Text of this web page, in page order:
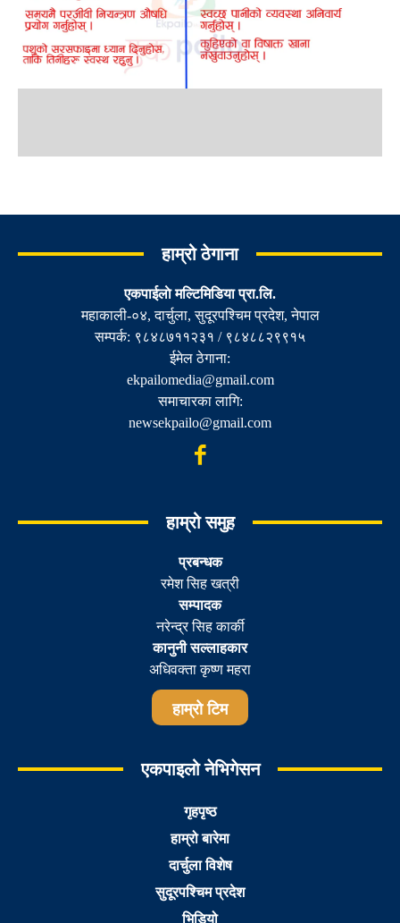
हाम्रो ठेगाना
एकपाईलाे मल्टिमिडिया प्रा.लि.
महाकाली-०४, दार्चुला, सुदूरपश्चिम प्रदेश, नेपाल
सम्पर्क: ९८४८७११२३१ / ९८४८८२९९१५
ईमेल ठेगाना:
ekpailomedia@gmail.com
समाचारका लागि:
newsekpailo@gmail.com
हाम्रो समुह
प्रबन्धक
रमेश सिह खत्री
सम्पादक
नरेन्द्र सिह कार्की
कानुनी सल्लाहकार
अधिवक्ता कृष्ण महरा
हाम्रो टिम
एकपाइलो नेभिगेसन
गृहपृष्ठ
हाम्रो बारेमा
दार्चुला विशेष
सुदूरपश्चिम प्रदेश
भिडियो